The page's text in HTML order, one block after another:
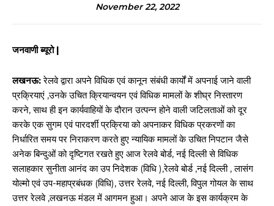
November 22, 2022
जनवाणी ब्यूरो |
लखनऊ:रेलवे द्वारा अपने विधिक एवं कानून संबंधी कार्यों में अपनाई जाने वाली
प्रक्रियाएं ,उनके उचित क्रियान्वयन एवं विधिक मामलों के शीघ्र निस्तारण
करने, साथ ही इन कार्यवाहियों के दौरान उत्पन्न होने वाली जटिलताओं को दूर
करके एक सुगम एवं पारदर्शी प्रक्रिया को अपनाकर विधिक प्रकरणों का
निर्धारित समय पर निराकरण करते हुए न्यायिक मामलों के उचित निपटान जैसे
अनेक बिन्दुओं को दृष्टिगत रखते हुए आज रेलवे बोर्ड, नई दिल्ली से विधिक
सलाहकार सुनीता आनंद का उप निदेशक (विधि ),रेलवे बोर्ड ,नई दिल्ली , लासंग
योल्मो एवं उप-महाप्रबंधक (विधि), उत्तर रेलवे, नई दिल्ली, विपुल गोयल के साथ
उत्तर रेलवे ,लखनऊ मंडल में आगमन हुआ। अपने आज के इस कार्यक्रम के